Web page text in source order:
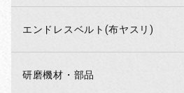
エンドレスベルト(布ヤスリ)
研磨機材・部品